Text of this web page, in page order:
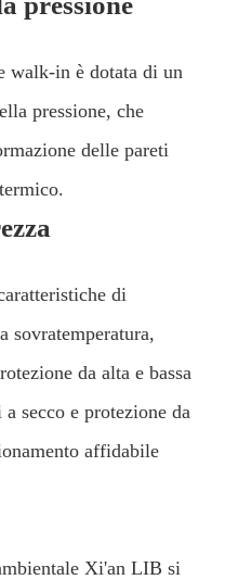
walk-in è dotata di un
pressione, che
delle pareti
di
sovratemperatura,
da alta e bassa
secco e protezione da
affidabile
Xi'an LIB si